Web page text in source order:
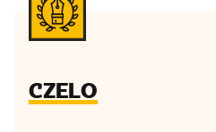
CZELO